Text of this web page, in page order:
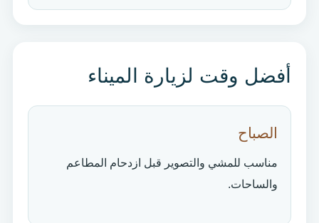
أفضل وقت لزيارة الميناء
الصباح
مناسب للمشي والتصوير قبل ازدحام المطاعم
والساحات.